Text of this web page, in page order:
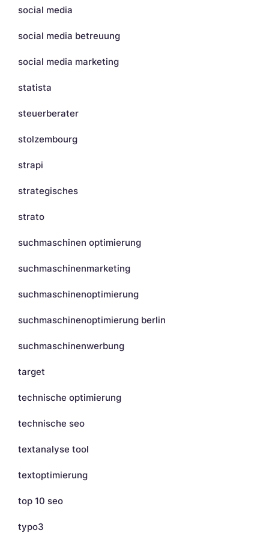
social media
social media betreuung
social media marketing
statista
steuerberater
stolzembourg
strapi
strategisches
strato
suchmaschinen optimierung
suchmaschinenmarketing
suchmaschinenoptimierung
suchmaschinenoptimierung berlin
suchmaschinenwerbung
target
technische optimierung
technische seo
textanalyse tool
textoptimierung
top 10 seo
typo3